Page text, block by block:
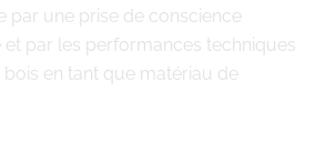
par une prise de conscience
par les performances techniques
en tant que matériau de